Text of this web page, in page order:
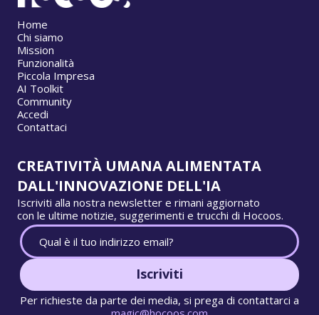
Home
Chi siamo
Mission
Funzionalità
Piccola Impresa
AI Toolkit
Community
Accedi
Contattaci
CREATIVITÀ UMANA ALIMENTATA
DALL'INNOVAZIONE DELL'IA
Iscriviti alla nostra newsletter e rimani aggiornato
con le ultime notizie, suggerimenti e trucchi di Hocoos.
Iscriviti
Per richieste da parte dei media, si prega di contattarci a